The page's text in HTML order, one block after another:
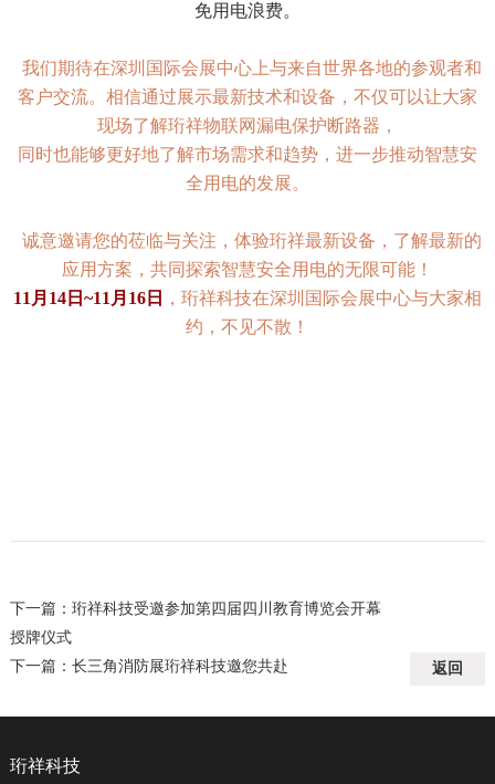
免用电浪费。
我们期待在深圳国际会展中心上与来自世界各地的参观者和
客户交流。相信通过展示最新技术和设备，不仅可以让大家
现场了解珩祥物联网漏电保护断路器，
同时也能够更好地了解市场需求和趋势，进一步推动智慧安
全用电的发展。
诚意邀请您的莅临与关注，体验珩祥最新设备，了解最新的
应用方案，共同探索智慧安全用电的无限可能！
11月14日~11月16日
，珩祥科技在深圳国际会展中心与大家相
约，不见不散！
下一篇： 珩祥科技受邀参加第四届四川教育博览会开幕
授牌仪式
下一篇： 长三角消防展珩祥科技邀您共赴 返回
珩祥科技